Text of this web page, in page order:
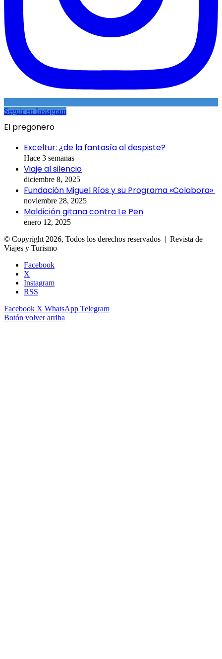
Seguir en Instagram
El pregonero
Exceltur: ¿de la fantasía al despiste?
Hace 3 semanas
Viaje al silencio
diciembre 8, 2025
Fundación Miguel Ríos y su Programa «Colabora»
noviembre 28, 2025
Maldición gitana contra Le Pen
enero 12, 2025
© Copyright 2026, Todos los derechos reservados | Revista de
Viajes y Turismo
Facebook
X
Instagram
RSS
Facebook X WhatsApp Telegram
Botón volver arriba